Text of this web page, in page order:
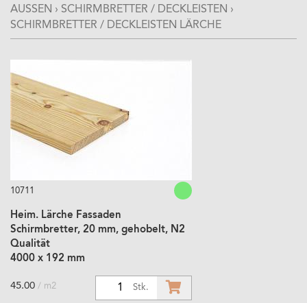
AUSSEN › SCHIRMBRETTER / DECKLEISTEN ›
SCHIRMBRETTER / DECKLEISTEN LÄRCHE
10711
Heim. Lärche Fassaden
Schirmbretter, 20 mm, gehobelt, N2
Qualität
4000 x 192 mm
Stk.
45.00 / m2